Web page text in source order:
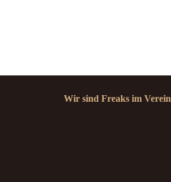
Wir sind Freaks im Verein